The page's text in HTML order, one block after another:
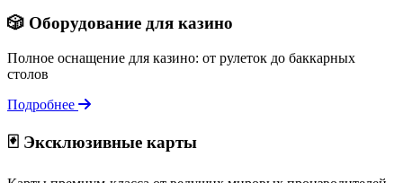
🎲 Оборудование для казино
Полное оснащение для казино: от рулеток до баккарных
столов
Подробнее
🃏 Эксклюзивные карты